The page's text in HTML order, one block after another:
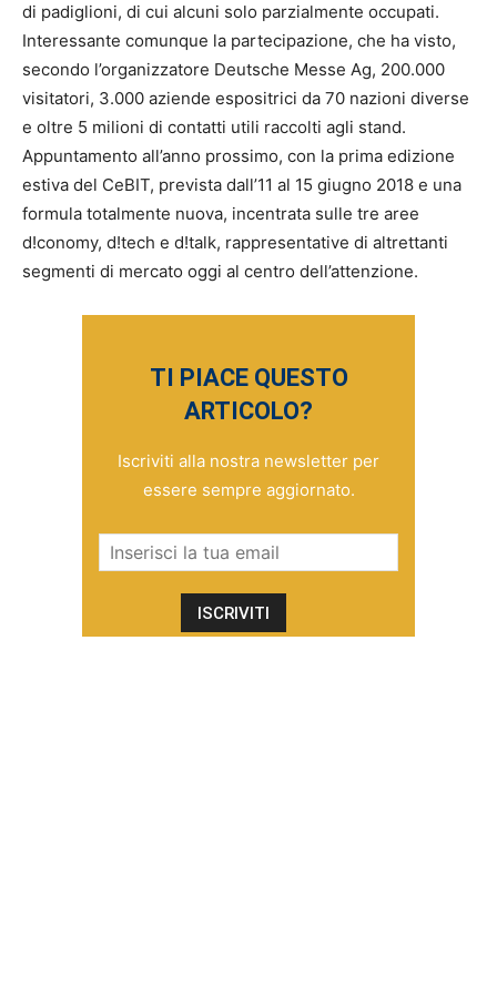
di padiglioni, di cui alcuni solo parzialmente occupati.
Interessante comunque la partecipazione, che ha visto,
secondo l’organizzatore Deutsche Messe Ag, 200.000
visitatori, 3.000 aziende espositrici da 70 nazioni diverse
e oltre 5 milioni di contatti utili raccolti agli stand.
Appuntamento all’anno prossimo, con la prima edizione
estiva del CeBIT, prevista dall’11 al 15 giugno 2018 e una
formula totalmente nuova, incentrata sulle tre aree
d!conomy, d!tech e d!talk, rappresentative di altrettanti
segmenti di mercato oggi al centro dell’attenzione.
TI PIACE QUESTO
ARTICOLO?
Iscriviti alla nostra newsletter per
essere sempre aggiornato.